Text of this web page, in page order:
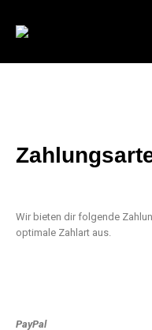
Wir bieten dir folgende
optimale Zahlart aus.
PayPal